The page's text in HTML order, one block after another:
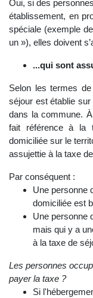
Oui, si des
établissement, en
spéciale (exemple
un »), elles doivent
...qui sont
Selon les termes de
séjour est établie
dans la commune.
fait référence à la
domiciliée sur le
assujettie à la taxe
Par conséquent :
Une personne
domiciliée est
Une personne
mais qui y a
à la taxe de
Les personnes
payer la taxe ?
Si